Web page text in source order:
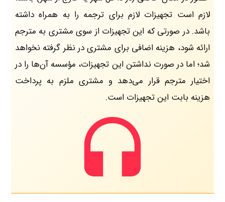
لازم است تجهیزات لازم برای ترجمه را به همراه داشته
باشد. در صورتی که این تجهیزات از سوی مشتری به مترجم
ارائه شود، هزینه اضافی برای مشتری در نظر گرفته نخواهد
شد؛ اما در صورت نداشتن این تجهیزات، مؤسسه‌ آن‌ها را در
اختیار مترجم قرار می‌دهد و مشتری ملزم به پرداخت
هزینه بابت این تجهیزات است.